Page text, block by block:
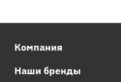
Компания
Наши бренды